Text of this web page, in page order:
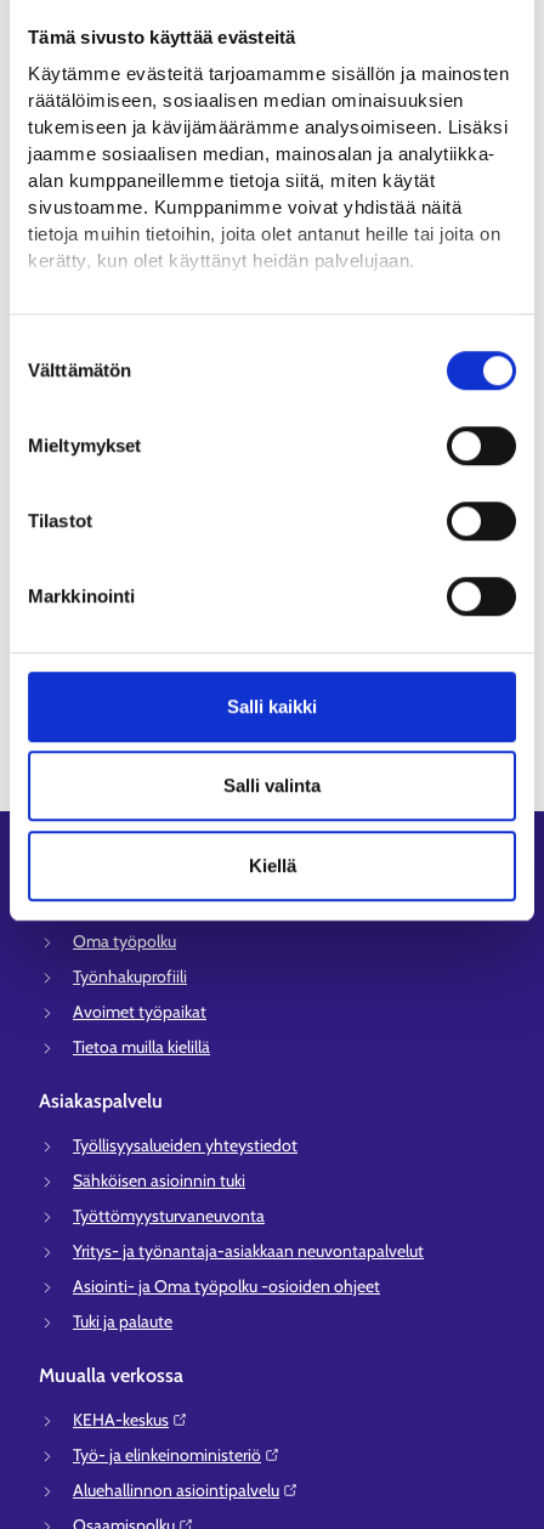
Tämä sivusto käyttää evästeitä
Käytämme evästeitä tarjoamamme sisällön ja mainosten
räätälöimiseen, sosiaalisen median ominaisuuksien
tukemiseen ja kävijämäärämme analysoimiseen. Lisäksi
jaamme sosiaalisen median, mainosalan ja analytiikka-
alan kumppaneillemme tietoja siitä, miten käytät
sivustoamme. Kumppanimme voivat yhdistää näitä
tietoja muihin tietoihin, joita olet antanut heille tai joita on
kerätty, kun olet käyttänyt heidän palvelujaan.
Löydät tietoa evästeiden käyttötarkoituksista
Lue tarkemmin
valinta
Välttämätön
Mieltymykset
Tilastot
Markkinointi
Salli kaikki
Salli valinta
Kiellä
Työmarkkinatorin ja työnhakuprofiilien vahvistaminen
työnvälityksessä.
Hallinnollisen työn vähentäminen esimerkiksi
kuntouttavassa työtoiminnassa.
Lainsääntömuutokset ovat tulleet pääosin voimaan 1.1.2026.
Työttömyysturvaseuraamuksia koskevat muutokset tulevat
voimaan 1.3.2026 ja palvelualustaan (Työmarkkinatori) ja
Lue lisää
(porvoo.fi)
Asiointi
Oma työpolku
Työnhakuprofiili
Avoimet työpaikat
Tietoa muilla kielillä
Asiakaspalvelu
Työllisyysalueiden yhteystiedot
Sähköisen asioinnin tuki
Työttömyysturvaneuvonta
Yritys- ja työnantaja-asiakkaan neuvontapalvelut
Asiointi- ja Oma työpolku -osioiden ohjeet
Tuki ja palaute
Muualla verkossa
KEHA-keskus⁠
Työ- ja elinkeinoministeriö⁠
Aluehallinnon asiointipalvelu⁠